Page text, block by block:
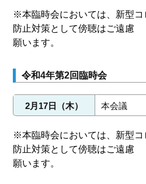
※本臨時会においては、新型
防止対策として傍聴はご遠慮
願います。
令和4年第2回臨時会
2月17日（木） 本会議
※本臨時会においては、新型
防止対策として傍聴はご遠慮
願います。